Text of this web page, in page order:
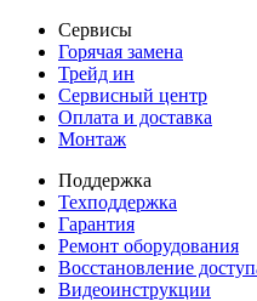
Сервисы
Горячая замена
Трейд ин
Сервисный центр
Оплата и доставка
Монтаж
Поддержка
Техподдержка
Гарантия
Ремонт оборудования
Восстановление
Видеоинструкции